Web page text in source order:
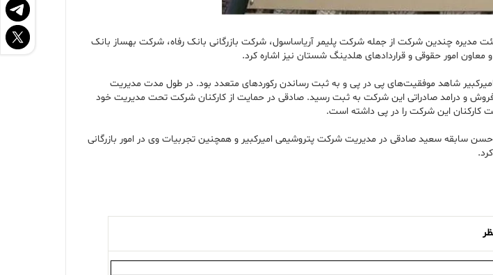
مدیره چندین شرکت از جمله شرکت پلیمر آریاساسول، شرکت بازرگانی بانک رفاه، شرکت بهساز بانک
معاون امور حقوقی و قراردادهای هلدینگ شستان نیز اشاره کرد.
امیرکبیر شاهد موفقیت‌های پی در پی و به ثبت رساندن رکوردهای متعدد بود. در طول مدت مدیریت
فروش و درامد صادراتی این شرکت به ثبت رسید. صادقی در حمایت از کارکنان شرکت تحت مدیریت خود
کارکنان این شرکت را در پی داشته است.
سابقه سعید صادقی در مدیریت شرکت پتروشیمی امیرکبیر و همچنین تجربیات وی در امور بازرگانی